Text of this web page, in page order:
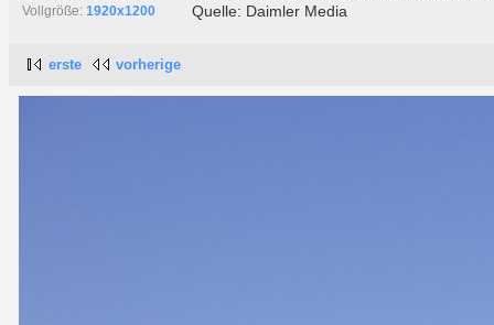
Vollgröße: 1920x1200
Quelle: Daimler Media
erste vorherige